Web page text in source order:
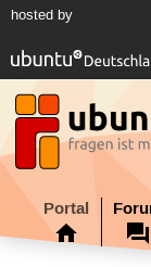
hosted by
Portal